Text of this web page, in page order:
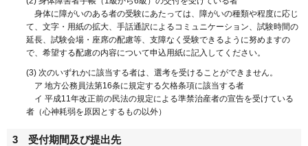
身体に障がいのある者の受験にあたっては、障がいの種類や程度に応じ
て、文字・用紙の拡大、手話通訳によるコミュニケーション、試験時間の
延長、試験会場・座席の配慮等、支障なく受験できるように努めますの
で、希望する配慮の内容について申込用紙に記入してください。
(3) 次のいずれかに該当する者は、選考を受けることができません。
ア 地方公務員法第16条に規定する欠格条項に該当する者
イ 平成11年改正前の民法の規定による準禁治産者の宣告を受けている
者（心神耗弱を原因とするもの以外）
3 受付期間及び提出先